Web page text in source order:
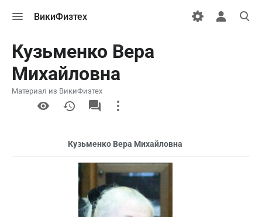
меню
ВикиФизтех
Открыть
поиск
Кузьменко Вера
Михайловна
Материал из ВикиФизтех
More
actions
Кузьменко Вера Михайловна